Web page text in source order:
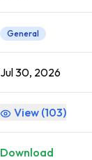
General
Jul 30, 2026
View (103)
Download